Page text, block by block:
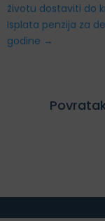
životu dostaviti do
Isplata penzija za
godine →